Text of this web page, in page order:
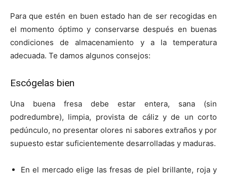
Para que estén en buen estado han de ser recogidas en
el momento óptimo y conservarse después en buenas
condiciones de almacenamiento y a la temperatura
adecuada. Te damos algunos consejos:
Escógelas bien
Una buena fresa debe estar entera, sana (sin
podredumbre), limpia, provista de cáliz y de un corto
pedúnculo, no presentar olores ni sabores extraños y por
supuesto estar suficientemente desarrolladas y maduras.
En el mercado elige las fresas de piel brillante, roja y